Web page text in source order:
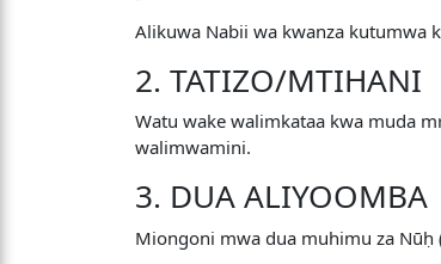
Alikuwa Nabii wa kwanza kutumwa
2. TATIZO/MTIHANI
Watu wake walimkataa kwa muda
walimwamini.
3. DUA ALIYOOMBA
Miongoni mwa dua muhimu za Nūḥ